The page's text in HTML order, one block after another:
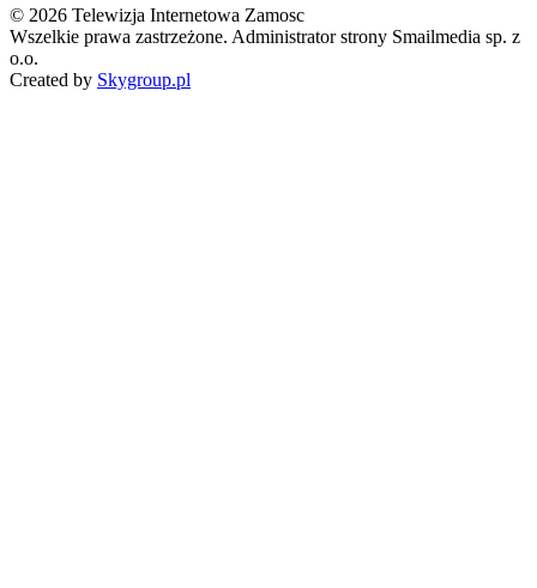
© 2026 Telewizja Internetowa Zamosc
Wszelkie prawa zastrzeżone. Administrator strony Smailmedia sp. z
o.o.
Created by Skygroup.pl